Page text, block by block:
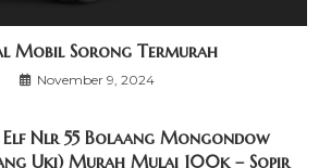
Mobil Sorong Termurah
November 9, 2024
Elf Nlr 55 Bolaang Mongondow
Uki) Murah Mulai 100k – Sopir